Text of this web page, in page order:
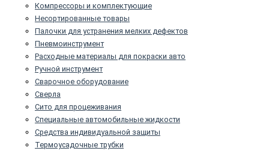
Компрессоры и комплектующие
Несортированные товары
Палочки для устранения мелких дефектов
Пневмоинструмент
Расходные материалы для покраски авто
Ручной инструмент
Сварочное оборудование
Сверла
Сито для процеживания
Специальные автомобильные жидкости
Средства индивидуальной защиты
Термоусадочные трубки